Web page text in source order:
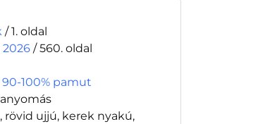
/ 1. oldal
/ 560. oldal
90-100% pamut
rövid ujjú, kerek nyakú,